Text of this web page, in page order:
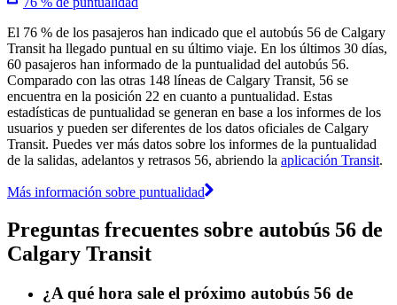
El 76 % de los pasajeros han indicado que el autobús 56 de Calgary
Transit ha llegado puntual en su último viaje. En los últimos 30 días,
60 pasajeros han informado de la puntualidad del autobús 56.
Comparado con las otras 148 líneas de Calgary Transit, 56 se
encuentra en la posición 22 en cuanto a puntualidad. Estas
estadísticas de puntualidad se generan en base a los informes de los
usuarios y pueden ser diferentes de los datos oficiales de Calgary
Transit. Puedes ver más datos sobre los informes de la puntualidad
de la salidas, adelantos y retrasos 56, abriendo la aplicación Transit.
Más información sobre puntualidad
Preguntas frecuentes sobre autobús 56 de
Calgary Transit
¿A qué hora sale el próximo autobús 56 de